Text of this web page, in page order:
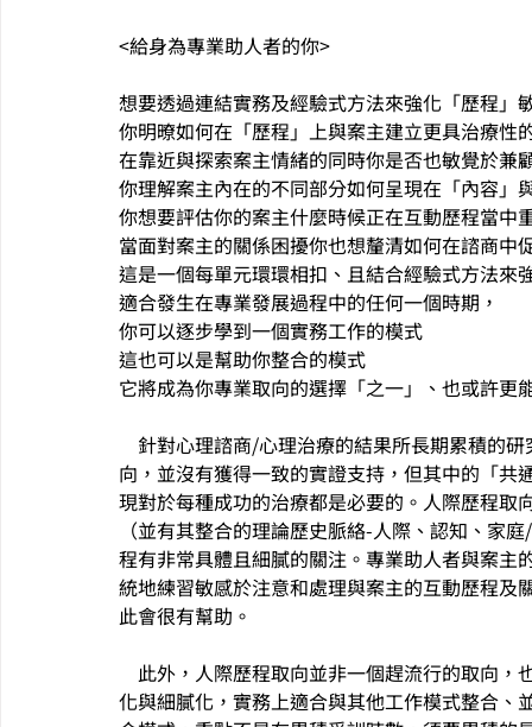
<給身為專業助人者的你>
想要透過連結實務及經驗式方法來強化「歷程」
你明暸如何在「歷程」上與案主建立更具治療性
在靠近與探索案主情緒的同時你是否也敏覺於兼
你理解案主內在的不同部分如何呈現在「內容」
你想要評估你的案主什麼時候正在互動歷程當中
當面對案主的關係困擾你也想釐清如何在諮商
這是一個每單元環環相扣、且結合經驗式方法來
適合發生在專業發展過程中的任何一個時期，
你可以逐步學到一個實務工作的模式
這也可以是幫助你整合的模式
它將成為你專業取向的選擇「之一」、也或許更
向，並沒有獲得一致的實證支持，但其中的「
現對於每種成功的治療都是必要的。人際歷程
（並有其整合的理論歷史脈絡-人際、認知、家
程有非常具體且細膩的關注。專業助人者與案
統地練習敏感於注意和處理與案主的互動歷程
此會很有幫助。
化與細膩化，實務上適合與其他工作模式整合